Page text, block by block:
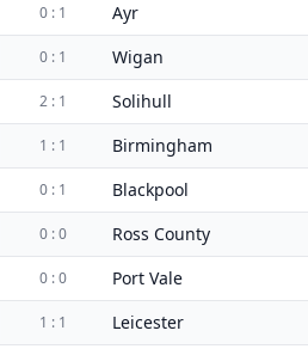
0 : 1 Ayr
0 : 1 Wigan
2 : 1 Solihull
1 : 1 Birmingham
0 : 1 Blackpool
0 : 0 Ross County
0 : 0 Port Vale
1 : 1 Leicester